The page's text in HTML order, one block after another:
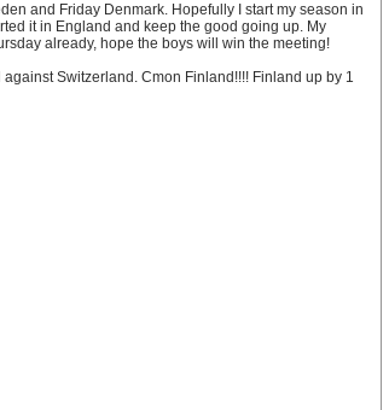
and Friday Denmark. Hopefully I start my season in
it in England and keep the good going up. My
already, hope the boys will win the meeting!
Switzerland. Cmon Finland!!!! Finland up by 1